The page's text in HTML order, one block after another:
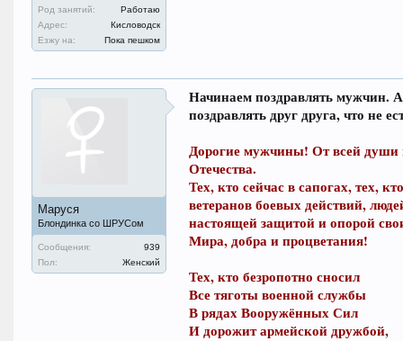
Род занятий:
Работаю
Адрес:
Кисловодск
Езжу на:
Пока пешком
Маруся
Блондинка со ШРУСом
Сообщения:
939
Пол:
Женский
Начинаем поздравлять мужчин.
поздравлять друг друга, что не
Дорогие мужчины! От всей души
Отечества.
Тех, кто сейчас в сапогах, тех,
ветеранов боевых действий,
настоящей защитой и опорой
Мира, добра и процветания!
Тех, кто безропотно сносил
Все тяготы военной службы
В рядах Вооружённых Сил
И дорожит армейской дружбой,